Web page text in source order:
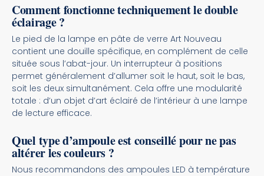
Comment fonctionne techniquement le double
éclairage ?
Le pied de la lampe en pâte de verre Art Nouveau
contient une douille spécifique, en complément de celle
située sous l’abat-jour. Un interrupteur à positions
permet généralement d’allumer soit le haut, soit le bas,
soit les deux simultanément. Cela offre une modularité
totale : d’un objet d’art éclairé de l’intérieur à une lampe
de lecture efficace.
Quel type d’ampoule est conseillé pour ne pas
altérer les couleurs ?
Nous recommandons des ampoules LED à température